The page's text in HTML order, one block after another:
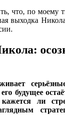
что, по моему
выходка
будущее
ли